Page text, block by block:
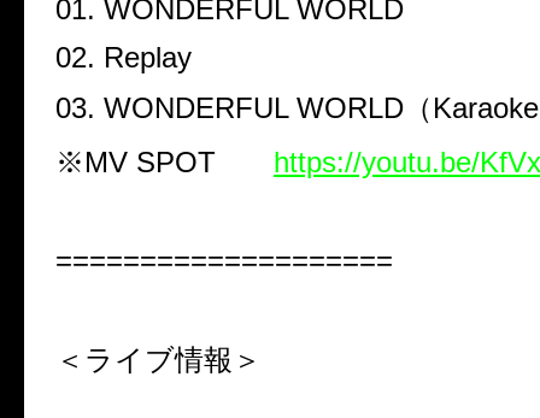
01. WONDERFUL WORLD
02. Replay
03. WONDERFUL WORLD （
※MV SPOT https://youtu.be/
====================
＜ライブ情報＞